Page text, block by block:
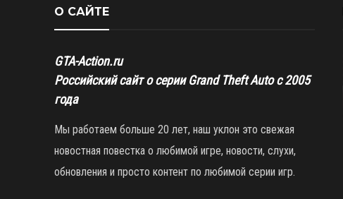
О САЙТЕ
GTA-Action.ru
Российский сайт о серии Grand Theft Auto с 2005
года
Мы работаем больше 20 лет, наш уклон это свежая
новостная повестка о любимой игре, новости, слухи,
обновления и просто контент по любимой серии игр.